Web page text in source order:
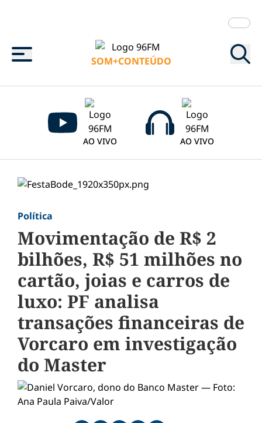
Menu
SOM+CONTEÚDO
AO VIVO AO VIVO
Política
Movimentação de R$ 2
bilhões, R$ 51 milhões no
cartão, joias e carros de
luxo: PF analisa
transações financeiras de
Vorcaro em investigação
do Master